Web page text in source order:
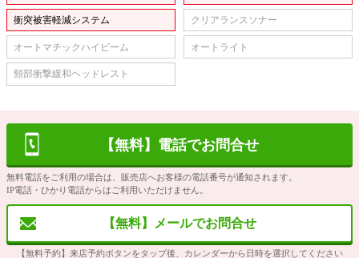
衝突被害軽減システム クリアランスソナー
オートマチックハイビーム オートライト
頸部衝撃緩和ヘッドレスト
【無料】電話でお問合せ
無料電話をご利用の場合は、販売店へお客様の電話番号が通知されます。
IP電話・ひかり電話からはご利用いただけません。
【無料】メールでお問合せ
【無料予約】来店予約ボタンをタップ後、カレンダーから日時を選択してください